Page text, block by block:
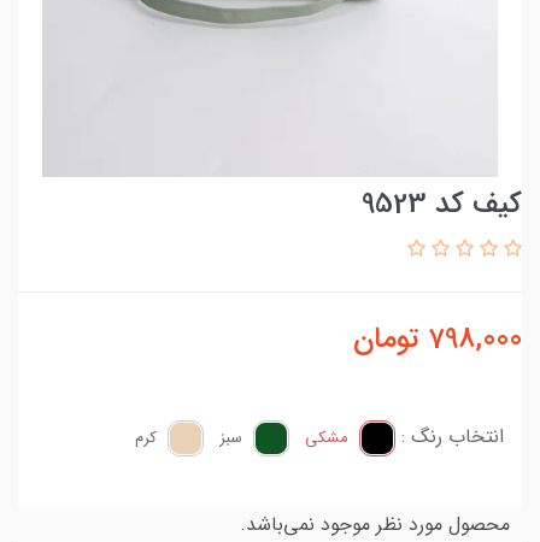
کیف کد 9523
798,000 تومان
انتخاب رنگ : مشکی سبز کرم
محصول مورد نظر موجود نمی‌باشد.